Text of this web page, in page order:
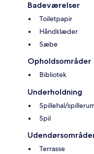
Badeværelser
Toiletpapir
Håndklæder
Sæbe
Opholdsområder
Bibliotek
Underholdning
Spillehal/
Spil
Terrasse